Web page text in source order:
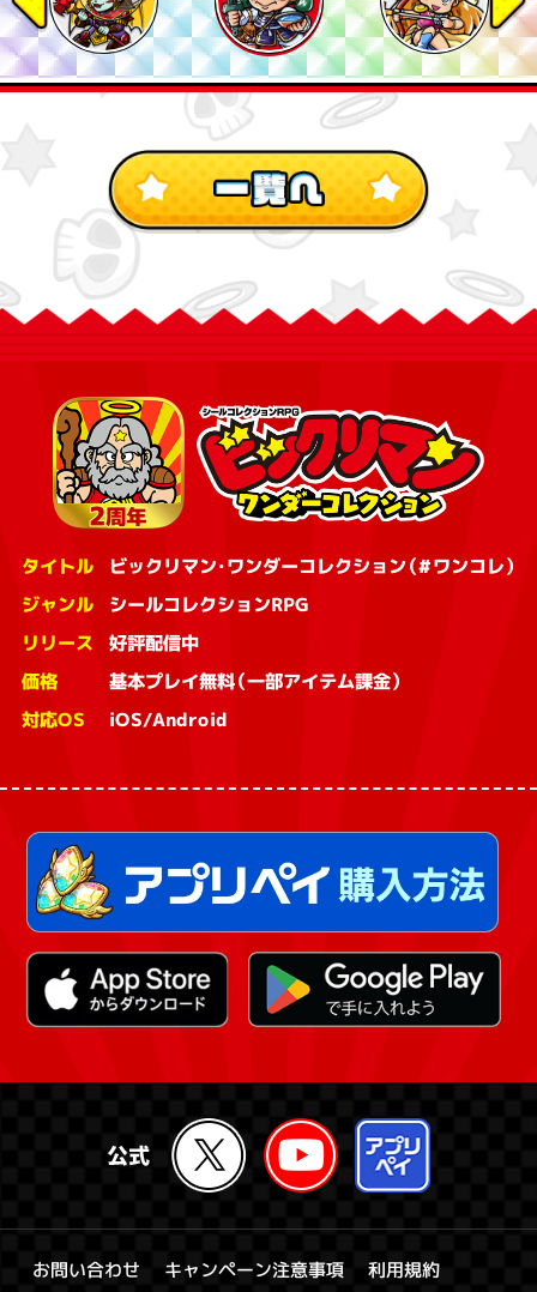
タイトル ビックリマン・ワンダーコレクション（#ワンコレ）
ジャンル シールコレクションRPG
リリース 好評配信中
価格 基本プレイ無料（一部アイテム課金）
対応OS iOS/Android
お問い合わせ キャンペーン注意事項 利用規約